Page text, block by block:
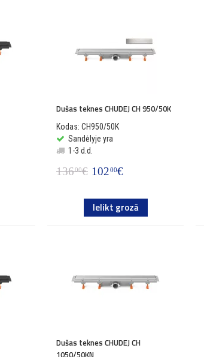
Dušas teknes CHUDEJ CH 950/50K
Kodas: CH950/50K
Sandėlyje yra
1-3 d.d.
13600€ 102 00€
Ielikt grozā
Dušas teknes CHUDEJ CH